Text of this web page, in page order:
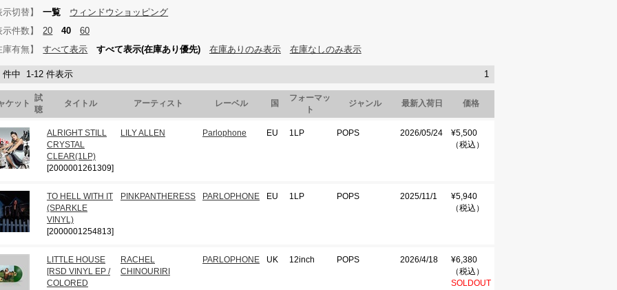
切替】
一覧
ウィンドウショッピング
件数】
20 40
60
有無】
すべて表示 すべて表示(在庫あり優先) 在庫ありのみ表示 在庫なしのみ表示
件中 1-12 件表示 1
ケット
試
聴
タイトル アーティスト レーベル 国
フォーマッ
ト
ジャンル 最新入荷日 価格
ALRIGHT STILL
CRYSTAL
CLEAR(1LP)
[2000001261309]
LILY ALLEN Parlophone EU 1LP POPS 2026/05/24
¥5,500
（税込）
TO HELL WITH IT
(SPARKLE
VINYL)
[2000001254813]
PINKPANTHERESS PARLOPHONE EU 1LP POPS 2025/11/1
¥5,940
（税込）
LITTLE HOUSE
[RSD VINYL EP /
COLORED
RACHEL
CHINOURIRI
PARLOPHONE UK 12inch POPS 2026/4/18
¥6,380
（税込）
SOLDOUT